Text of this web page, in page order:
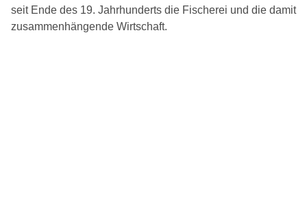
seit Ende des 19. Jahrhunderts die Fischerei und die damit
zusammenhängende Wirtschaft.